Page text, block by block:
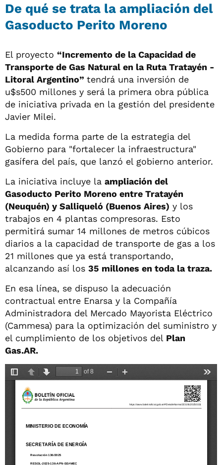
De qué se trata la ampliación del
Gasoducto Perito Moreno
El proyecto “Incremento de la Capacidad de
Transporte de Gas Natural en la Ruta Tratayén -
Litoral Argentino” tendrá una inversión de
u$s500 millones y será la primera obra pública
de iniciativa privada en la gestión del presidente
Javier Milei.
La medida forma parte de la estrategia del
Gobierno para "fortalecer la infraestructura"
gasífera del país, que lanzó el gobierno anterior.
La iniciativa incluye la ampliación del
Gasoducto Perito Moreno entre Tratayén
(Neuquén) y Salliqueló (Buenos Aires) y los
trabajos en 4 plantas compresoras. Esto
permitirá sumar 14 millones de metros cúbicos
diarios a la capacidad de transporte de gas a los
21 millones que ya está transportando,
alcanzando así los 35 millones en toda la traza.
En esa línea, se dispuso la adecuación
contractual entre Enarsa y la Compañía
Administradora del Mercado Mayorista Eléctrico
(Cammesa) para la optimización del suministro y
el cumplimiento de los objetivos del Plan
Gas.AR.